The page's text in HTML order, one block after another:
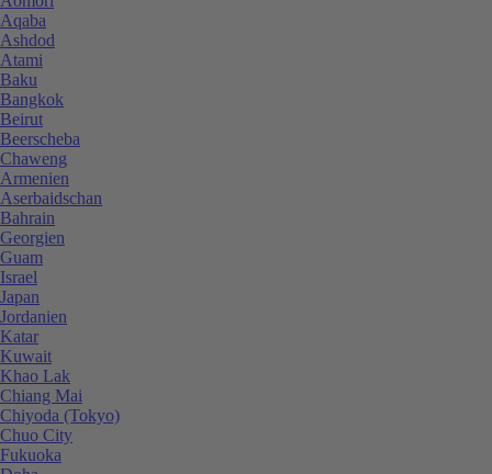
Aqaba
Ashdod
Atami
Baku
Bangkok
Beirut
Beerscheba
Chaweng
Armenien
Aserbaidschan
Bahrain
Georgien
Guam
Israel
Japan
Jordanien
Katar
Kuwait
Khao Lak
Chiang Mai
Chiyoda (Tokyo)
Chuo City
Fukuoka